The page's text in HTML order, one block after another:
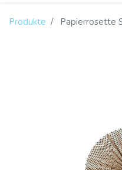
Produkte Papierrosette